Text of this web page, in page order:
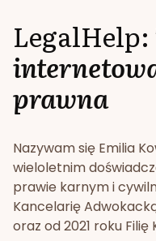
prawna
Nazywam się Emilia
wieloletnim
prawie karnym i
Kancelarię
oraz od 2021 roku Filię